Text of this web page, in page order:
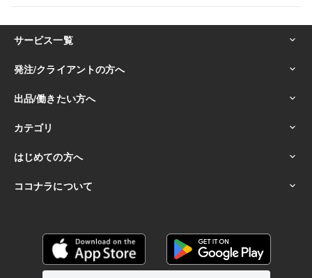
しています♬ ママ友の悩みスッキリするまでお聴きします 人見知り
考えます︎
【リピーター様専用】最長1時間チャット
文字で心が繋がります
ーター様専用︎✿オンラインレッスン
毒親 虐待 HSS型HSE HSS型 刺激追求
オンラインレッスン
す 精神的・肉体的・経済的DVお聴きします
(繊細さん)の心に寄り添います
＼電話相談ロープレ／で実践練習のお手伝い
HSP(繊細さん) HSC